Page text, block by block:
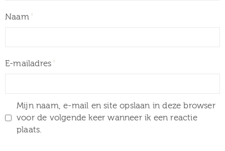
Naam
E-mailadres
Mijn naam, e-mail en site opslaan in deze browser
voor de volgende keer wanneer ik een reactie
plaats.